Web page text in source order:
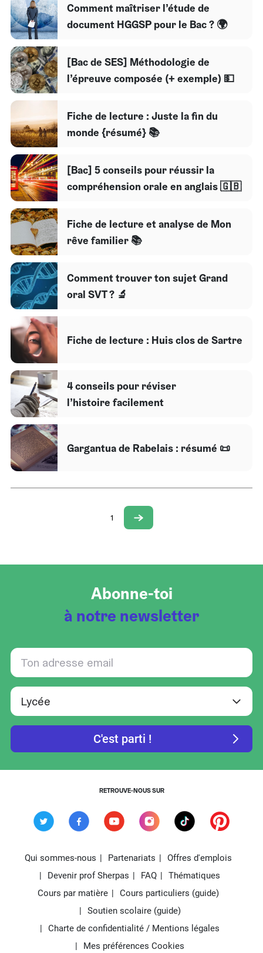
Comment maîtriser l’étude de
document HGGSP pour le Bac ? 🌍
[Bac de SES] Méthodologie de
l’épreuve composée (+ exemple) 💵
Fiche de lecture : Juste la fin du
monde {résumé} 📚
[Bac] 5 conseils pour réussir la
compréhension orale en anglais 🇬🇧
Fiche de lecture et analyse de Mon
rêve familier 📚
Comment trouver ton sujet Grand
oral SVT ? 🔬
Fiche de lecture : Huis clos de Sartre
4 conseils pour réviser
l’histoire facilement
Gargantua de Rabelais : résumé 📜
1
Abonne-toi
à notre newsletter
RETROUVE-NOUS SUR
Qui sommes-nous Partenariats
Offres d'emplois
Devenir prof Sherpas
FAQ
Thématiques
Cours par matière
Cours particuliers (guide)
Soutien scolaire (guide)
Charte de confidentialité / Mentions légales
Mes préférences Cookies